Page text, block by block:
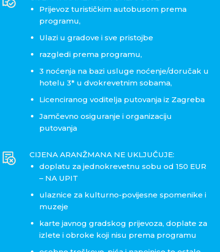
Prijevoz turističkim autobusom prema
programu,
Ulazi u gradove i sve pristojbe
razgledi prema programu,
3 noćenja na bazi usluge noćenje/doručak u
hotelu 3* u dvokrevetnim sobama,
Licenciranog voditelja putovanja iz Zagreba
Jamčevno osiguranje i organizaciju
putovanja
CIJENA ARANŽMANA NE UKLJUČUJE:
doplatu za jednokrevetnu sobu od 150 EUR
– NA UPIT
ulaznice za kulturno-povijesne spomenike i
muzeje
karte javnog gradskog prijevoza, doplate za
izlete i obroke koji nisu prema programu